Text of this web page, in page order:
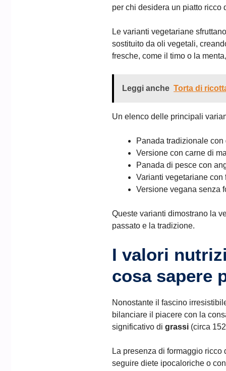
per chi desidera un piatto ricco
Le varianti vegetariane
sostituito da oli vegetali,
fresche, come il timo o la
Leggi anche Torta di
Un elenco delle principali
Panada tradizionale
Versione con carne di
Panada di pesce con
Varianti vegetariane con
Versione vegana senza
Queste varianti dimostrano la
passato e la tradizione.
I valori
cosa sapere
Nonostante il fascino
bilanciare il piacere con la
significativo di grassi (circa
La presenza di formaggio
seguire diete ipocaloriche o